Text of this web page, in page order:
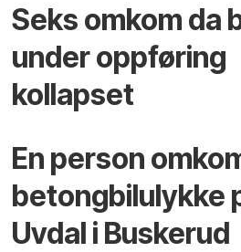
Seks omkom da
under oppføring
kollapset
En person
betongbilulykke
Uvdal i Buskerud